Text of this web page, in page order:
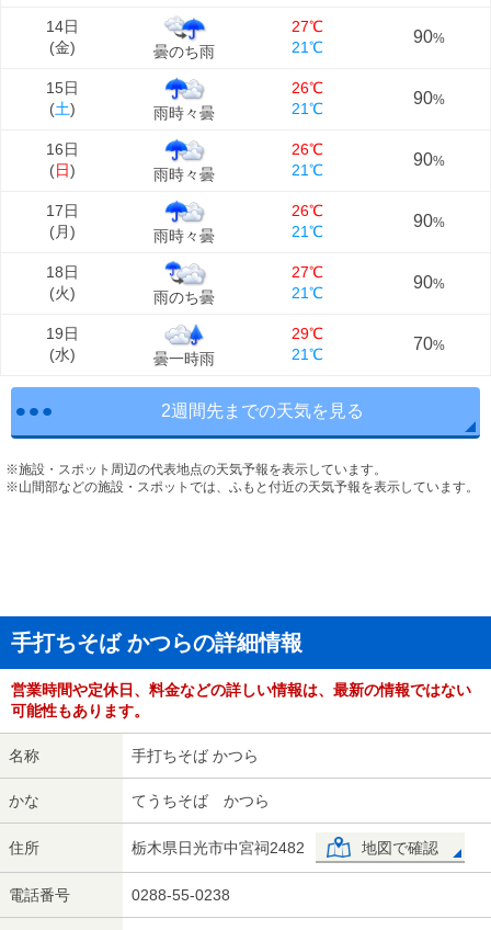
14日
(金) 曇のち雨
27℃
21℃
90%
15日
(土) 雨時々曇
26℃
21℃
90%
16日
(日) 雨時々曇
26℃
21℃
90%
17日
(月) 雨時々曇
26℃
21℃
90%
18日
(火) 雨のち曇
27℃
21℃
90%
19日
(水) 曇一時雨
29℃
21℃
70%
2週間先までの天気を見る
※施設・スポット周辺の代表地点の天気予報を表示しています。
※山間部などの施設・スポットでは、ふもと付近の天気予報を表示しています。
手打ちそば かつらの詳細情報
営業時間や定休日、料金などの詳しい情報は、最新の情報ではない
可能性もあります。
名称 手打ちそば かつら
かな てうちそば かつら
住所 栃木県日光市中宮祠2482 地図で確認
電話番号 0288-55-0238